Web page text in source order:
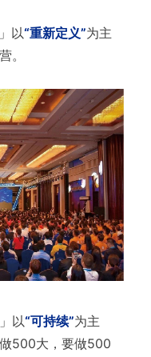
以“重新定义”为主
。
以“可持续”为主
500大，要做500